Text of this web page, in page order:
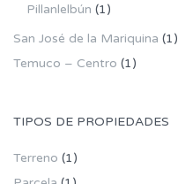
Pillanlelbún (1)
San José de la Mariquina (1)
Temuco – Centro (1)
TIPOS DE PROPIEDADES
Terreno (1)